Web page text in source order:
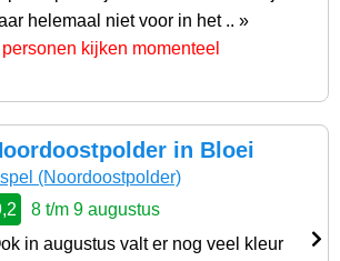
helemaal niet voor in het .. »
kijken momenteel
in Bloei
(Noordoostpolder)
8 t/m 9 augustus
in augustus valt er nog veel kleur